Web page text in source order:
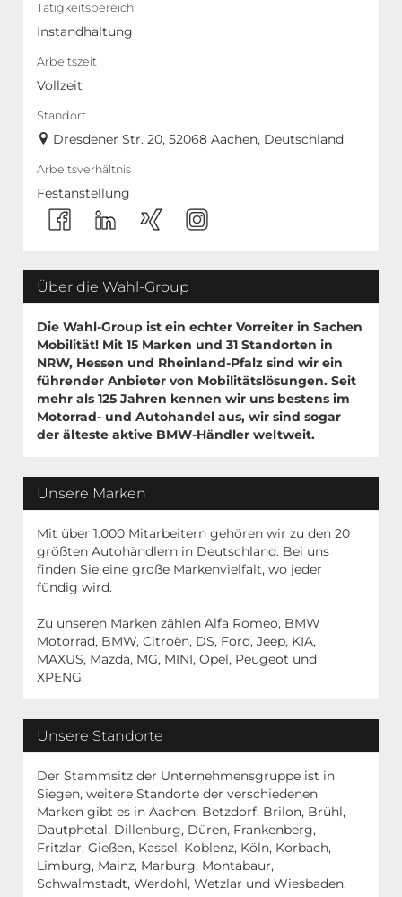
Tätigkeitsbereich
Instandhaltung
Arbeitszeit
Vollzeit
Standort
Dresdener Str. 20, 52068 Aachen, Deutschland
Arbeitsverhältnis
Festanstellung
Über die Wahl-Group
Die Wahl-Group ist ein echter Vorreiter in Sachen
Mobilität! Mit 15 Marken und 31 Standorten in
NRW, Hessen und Rheinland-Pfalz sind wir ein
führender Anbieter von Mobilitätslösungen. Seit
mehr als 125 Jahren kennen wir uns bestens im
Motorrad- und Autohandel aus, wir sind sogar
der älteste aktive BMW-Händler weltweit.
Unsere Marken
Mit über 1.000 Mitarbeitern gehören wir zu den 20
größten Autohändlern in Deutschland. Bei uns
finden Sie eine große Markenvielfalt, wo jeder
fündig wird.
Zu unseren Marken zählen Alfa Romeo, BMW
Motorrad, BMW, Citroën, DS, Ford, Jeep, KIA,
MAXUS, Mazda, MG, MINI, Opel, Peugeot und
XPENG.
Unsere Standorte
Der Stammsitz der Unternehmensgruppe ist in
Siegen, weitere Standorte der verschiedenen
Marken gibt es in Aachen, Betzdorf, Brilon, Brühl,
Dautphetal, Dillenburg, Düren, Frankenberg,
Fritzlar, Gießen, Kassel, Koblenz, Köln, Korbach,
Limburg, Mainz, Marburg, Montabaur,
Schwalmstadt, Werdohl, Wetzlar und Wiesbaden.